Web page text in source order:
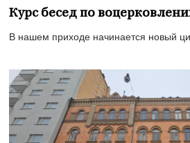
Курс бесед по
В нашем приходе начинается новый